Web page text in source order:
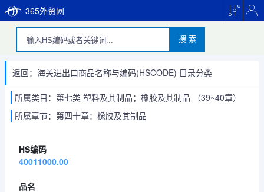
365外贸网
搜 索
返回：海关进出口商品名称与编码(HSCODE) 目录分类
所属类目：第七类 塑料及其制品；橡胶及其制品 （39~40章）
所属章节：第四十章：橡胶及其制品
40011000.00